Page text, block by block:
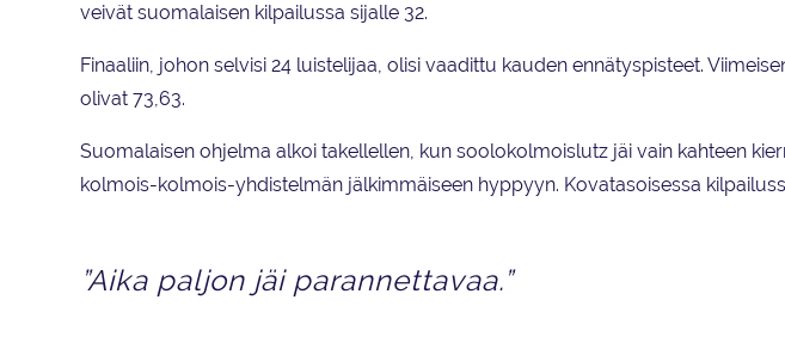
veivät suomalaisen kilpailussa sijalle 32.
Finaaliin, johon selvisi 24 luistelijaa, olisi vaadittu kauden ennätyspisteet.
olivat 73,63.
Suomalaisen ohjelma alkoi takellellen, kun soolokolmoislutz jäi vain kahteen
kolmois-kolmois-yhdistelmän jälkimmäiseen hyppyyn. Kovatasoisessa
”Aika paljon jäi parannettavaa.”